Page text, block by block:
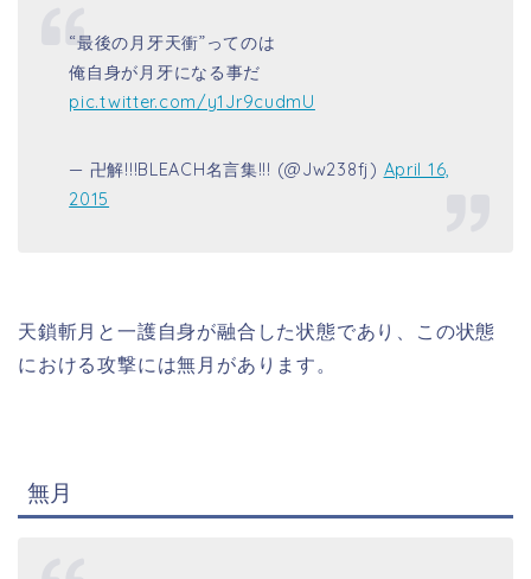
“最後の月牙天衝”ってのは
俺自身が月牙になる事だ
pic.twitter.com/y1Jr9cudmU
— 卍解!!!BLEACH名言集!!! (@Jw238fj) April 16,
2015
天鎖斬月と一護自身が融合した状態であり、この状態
における攻撃には無月があります。
無月